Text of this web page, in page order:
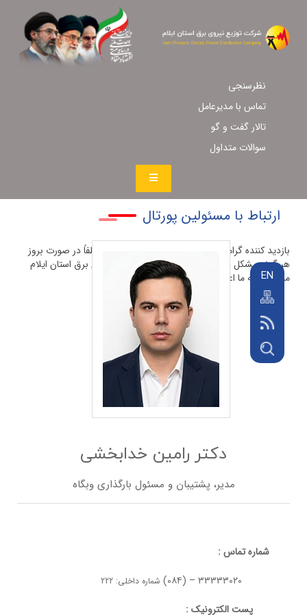
نظرسنجی
تماس با مدیرعامل
تالار گفت و گو
سوالات متداول
EN
ارتباط با مسئولین پورتال
بازدید کننده گرامی ضمن تشکر از حسن نیت شما، لطفاً در صورت بروز
هر گونه مشکل در بارگذاری وبگاه شرکت توزیع نیروی برق استان ایلام
مراتب را به ما اعلام نمایید.
دکتر رامین خدابخشی
مدیر، پشتیبان و مسئول بارگذاری وبگاه
شماره تماس :
۳۳۳۳۳۰۲۰ – (۰۸۴)
شماره داخلی: 222
پست الکترونیک :